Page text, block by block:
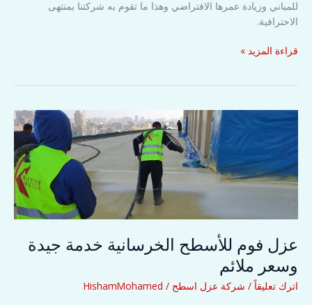
للمباني وزيادة عمرها الافتراضي وهذا ما تقوم به شركتنا بمنتهى
الاحترافية.
العزل
من
الأمطار
قراءة المزيد »
عزل فوم للأسطح الخرسانية خدمة جيدة
وسعر ملائم
اترك تعليقاً / شركة عزل اسطح /
HishamMohamed